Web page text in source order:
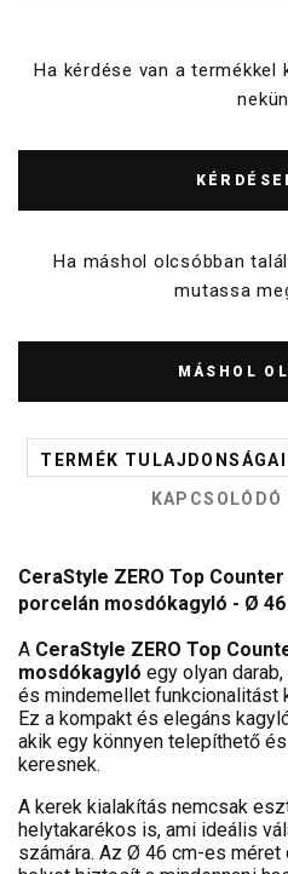
Ha kérdése van a
Ha máshol olcsóbban
mutassa
MÁSHOL
TERMÉK TULAJDONSÁGAI
CeraStyle ZERO Top
porcelán mosdókagyló - Ø
A CeraStyle ZERO Top
mosdókagyló egy olyan
és mindemellet funkcionalitást
Ez a kompakt és elegáns
akik egy könnyen telepíthető
keresnek.
A kerek kialakítás nemcsak
helytakarékos is, ami ideális
számára. Az Ø 46 cm-es